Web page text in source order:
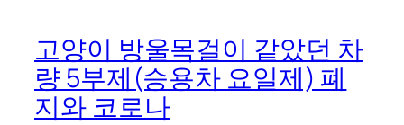
고양이 방울목걸이 같았던 차
량 5부제(승용차 요일제) 폐
지와 코로나